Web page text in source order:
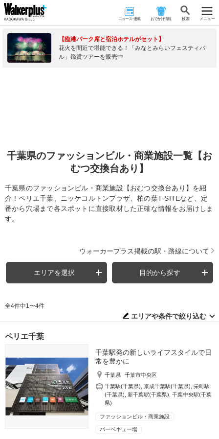
ニュース･連載 おでかけ情報 検 索 メニュー
【臨港パーク席と宿泊ホテルがセット】
花火を間近で堪能できる！「みなとみらいフェスティバ
ル」鑑賞ツアーを販売中
千葉県のファッションビル・商業施設一覧【お
むつ交換台あり】
千葉県のファッションビル・商業施設【おむつ交換台あり】を紹
介！ペリエ千葉、ニッケコルトンプラザ、柏の葉T-SITEなど、定
番から穴場まで各スポットに直接取材した正確な情報をお届けしま
す。
ウォーカープラス掲載の駅・路線について
エリアを選択 目的から探す
全4件中1〜4件
エリアや条件で絞り込む
ペリエ千葉
千葉駅発の新しいライフスタイルで日
常を豊かに
千葉県
千葉市中央区
千葉駅(千葉県) ,京成千葉駅(千葉県) ,栄町駅
(千葉県)
新千葉駅(千葉県) ,千葉中央駅(千葉
県)
ファッションビル・商業施設
バーベキュー場